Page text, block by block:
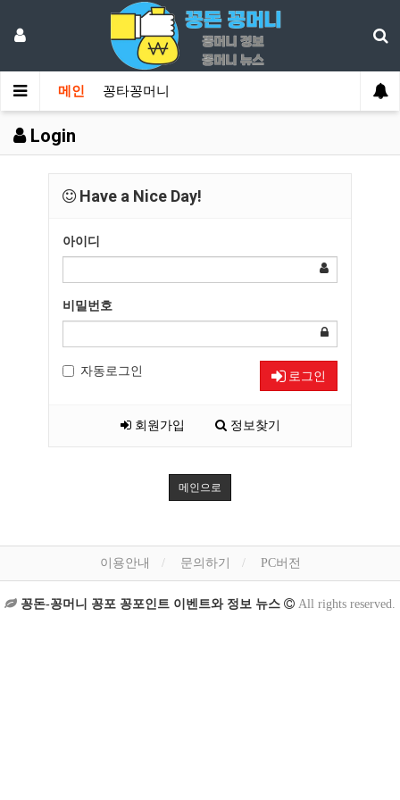
메인 꽁타꽁머니
Login
Have a Nice Day!
아이디
비밀번호
자동로그인 로그인
회원가입 정보찾기
메인으로
이용안내 문의하기 PC버전
꽁돈-꽁머니 꽁포 꽁포인트 이벤트와 정보 뉴스 All rights reserved.